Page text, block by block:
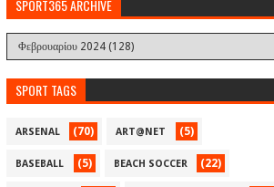
SPORT365 ARCHIVE
SPORT TAGS
ARSENAL (70) ART@NET (5)
BASEBALL (5) BEACH SOCCER (22)